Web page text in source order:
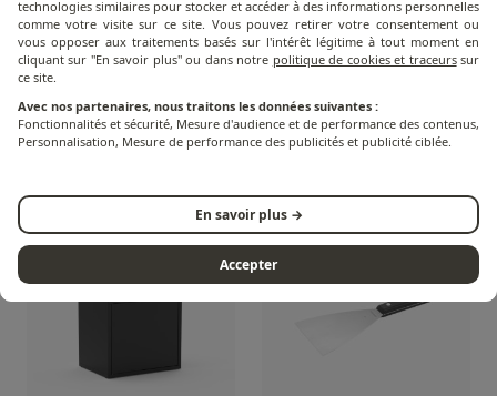
Meuble de cuisine
extérieure Desserte en
Acier Fermé
25avis
Pince Plancha En Pom
4avis
Victime de son succès !
technologies similaires pour stocker et accéder à des informations personnelles
comme votre visite sur ce site. Vous pouvez retirer votre consentement ou
vous opposer aux traitements basés sur l'intérêt légitime à tout moment en
cliquant sur "En savoir plus" ou dans notre politique de cookies et traceurssur
ce site.
Avec nos partenaires, nous traitons les données suivantes :
Fonctionnalités et sécurité, Mesure d'audience et de performance des contenus,
Personnalisation, Mesure de performance des publicités et publicité ciblée.
En savoir plus →
Accepter